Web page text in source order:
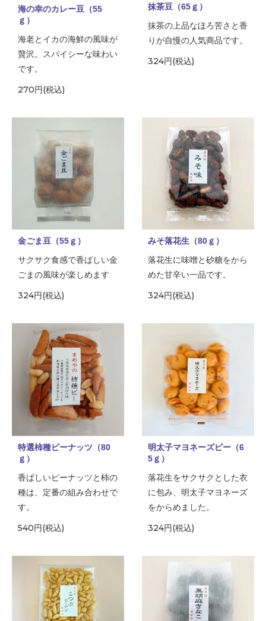
海の幸のカレー豆（55
ｇ）
海老とイカの海鮮の風味が
贅沢。スパイシーな味わい
です。
270円(税込)
抹茶豆（65ｇ）
抹茶の上品なほろ苦さと香
りが自慢の人気商品です。
324円(税込)
金ごま豆（55ｇ）
サクサク食感で香ばしい金
ごまの風味が楽しめます
324円(税込)
みそ落花生（80ｇ）
落花生に味噌と砂糖をから
めた甘辛い一品です。
324円(税込)
特選柿種ピーナッツ（80
ｇ）
香ばしいピーナッツと柿の
種は、定番の組み合わせで
す。
540円(税込)
明太子マヨネーズピー（6
5ｇ）
落花生をサクサクとした衣
に包み、明太子マヨネーズ
をからめました。
324円(税込)